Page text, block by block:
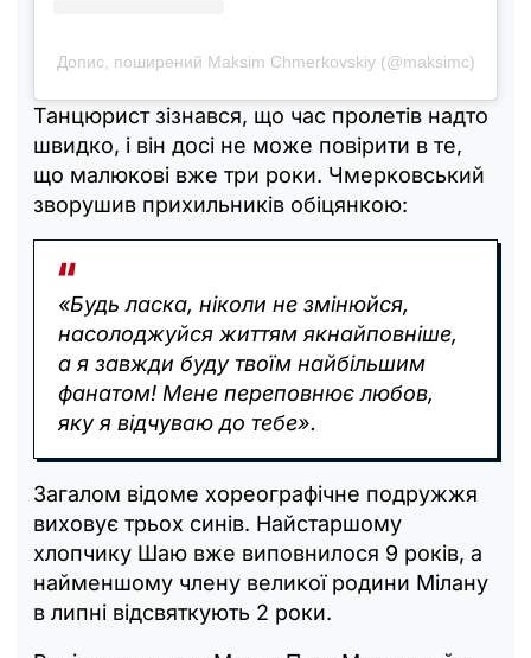
Допис, поширений Maksim Chmerkovskiy (@maksimc)
Танцюрист зізнався, що час пролетів надто
швидко, і він досі не може повірити в те,
що малюкові вже три роки. Чмерковський
зворушив прихильників обіцянкою:
«Будь ласка, ніколи не змінюйся,
насолоджуйся життям якнайповніше,
а я завжди буду твоїм найбільшим
фанатом! Мене переповнює любов,
яку я відчуваю до тебе».
Загалом відоме хореографічне подружжя
виховує трьох синів. Найстаршому
хлопчику Шаю вже виповнилося 9 років, а
найменшому члену великої родини Мілану
в липні відсвяткують 2 роки.